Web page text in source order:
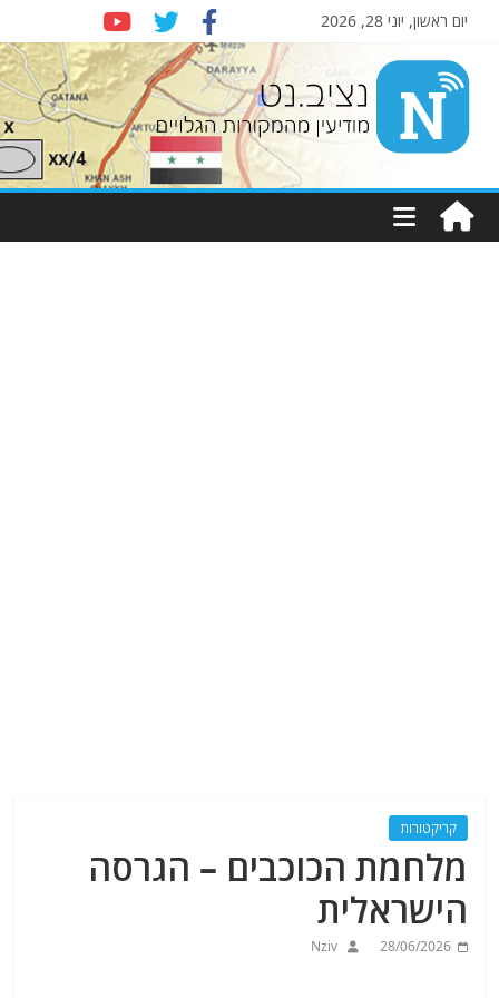
יום ראשון, יוני 28, 2026
Nziv.net
מודיעין
מהמקורות
קריקטורות
מלחמת הכוכבים – הגרסה
הישראלית
28/06/2026
Nziv